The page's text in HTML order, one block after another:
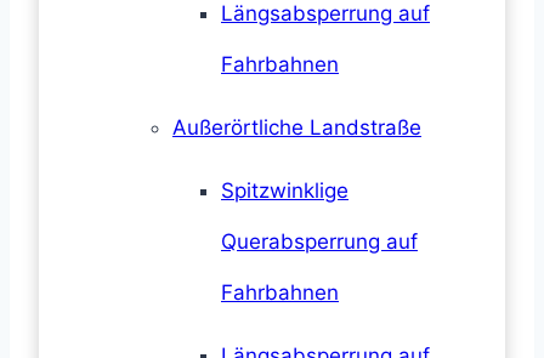
Längsabsperrung auf
Fahrbahnen
Außerörtliche Landstraße
Spitzwinklige
Querabsperrung auf
Fahrbahnen